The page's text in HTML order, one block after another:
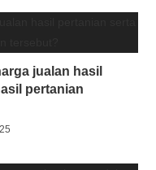
jualan hasil
pertanian